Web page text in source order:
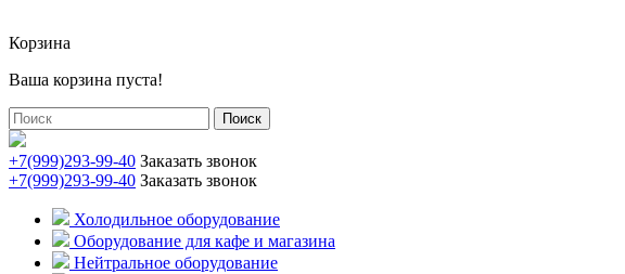
Корзина
Ваша корзина пуста!
Поиск
+7(999)293-99-40 Заказать звонок
+7(999)293-99-40 Заказать звонок
Холодильное оборудование
Оборудование для кафе и магазина
Нейтральное оборудование